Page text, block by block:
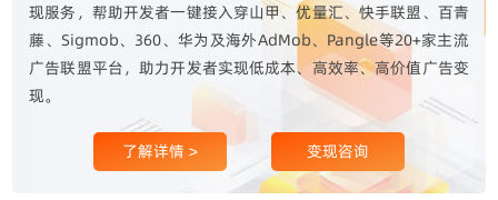
现服务，帮助开发者一键接入穿山甲、优量汇、快手联盟、百青
藤、Sigmob、360、华为及海外AdMob、Pangle等20+家主流
广告联盟平台，助力开发者实现低成本、高效率、高价值广告变
现。
了解详情 > 变现咨询